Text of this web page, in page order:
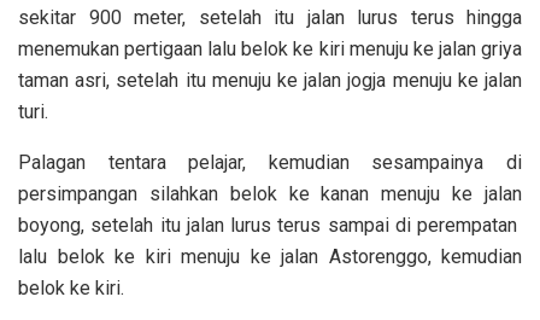
sekitar 900 meter, setelah itu jalan lurus terus hingga
menemukan pertigaan lalu belok ke kiri menuju ke jalan griya
taman asri, setelah itu menuju ke jalan jogja menuju ke jalan
turi.
Palagan tentara pelajar, kemudian sesampainya di
persimpangan silahkan belok ke kanan menuju ke jalan
boyong, setelah itu jalan lurus terus sampai di perempatan
lalu belok ke kiri menuju ke jalan Astorenggo, kemudian
belok ke kiri.